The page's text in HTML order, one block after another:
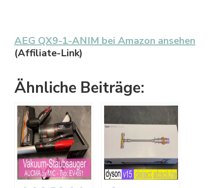
AEG QX9-1-ANIM bei Amazon ansehen
(Affiliate-Link)
Ähnliche Beiträge: